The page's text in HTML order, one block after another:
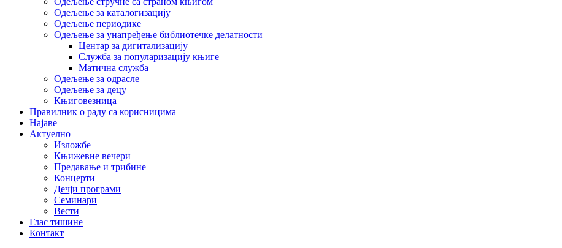
Одељење за каталогизацију
Одељење периодике
Одељење за унапређење библиотечке делатности
Центар за дигитализацију
Служба за популаризацију књиге
Матична служба
Одељење за одрасле
Одељење за децу
Књиговезница
Правилник о раду са корисницима
Најаве
Актуелно
Изложбе
Књижевне вечери
Предавање и трибине
Концерти
Дечји програми
Семинари
Вести
Глас тишине
Контакт